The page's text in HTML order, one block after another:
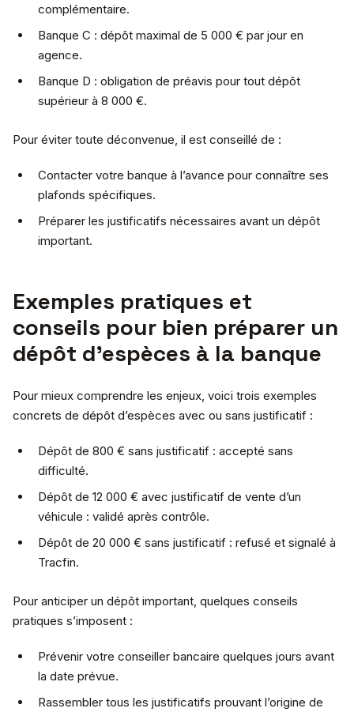
complémentaire.
Banque C : dépôt maximal de 5 000 € par jour en
agence.
Banque D : obligation de préavis pour tout dépôt
supérieur à 8 000 €.
Pour éviter toute déconvenue, il est conseillé de :
Contacter votre banque à l’avance pour connaître ses
plafonds spécifiques.
Préparer les justificatifs nécessaires avant un dépôt
important.
Exemples pratiques et
conseils pour bien préparer un
dépôt d’espèces à la banque
Pour mieux comprendre les enjeux, voici trois exemples
concrets de dépôt d’espèces avec ou sans justificatif :
Dépôt de 800 € sans justificatif : accepté sans
difficulté.
Dépôt de 12 000 € avec justificatif de vente d’un
véhicule : validé après contrôle.
Dépôt de 20 000 € sans justificatif : refusé et signalé à
Tracfin.
Pour anticiper un dépôt important, quelques conseils
pratiques s’imposent :
Prévenir votre conseiller bancaire quelques jours avant
la date prévue.
Rassembler tous les justificatifs prouvant l’origine de